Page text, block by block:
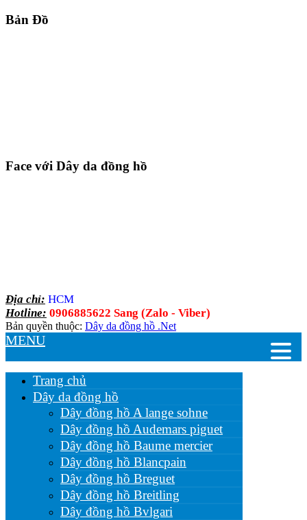
Bản Đồ
Face với Dây da đồng hồ
Địa chỉ: HCM
Hotline: 0906885622 Sang (Zalo - Viber)
Bản quyền thuộc: Dây da đồng hồ .Net
MENU
Trang chủ
Dây da đồng hồ
Dây đồng hồ A lange sohne
Dây đồng hồ Audemars piguet
Dây đồng hồ Baume mercier
Dây đồng hồ Blancpain
Dây đồng hồ Breguet
Dây đồng hồ Breitling
Dây đồng hồ Bvlgari